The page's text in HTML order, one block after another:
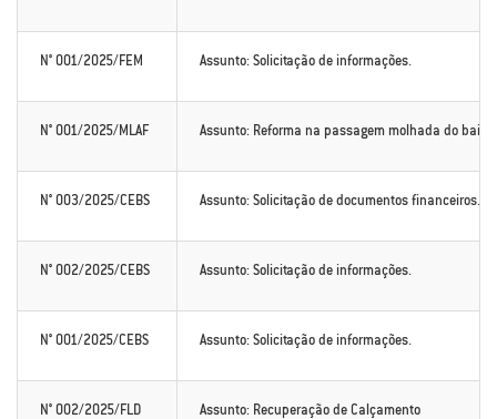
N° 001/2025/FEM Assunto: Solicitação de informações.
N° 001/2025/MLAF Assunto: Reforma na passagem molhada do
N° 003/2025/CEBS Assunto: Solicitação de documentos financeiros.
N° 002/2025/CEBS Assunto: Solicitação de informações.
N° 001/2025/CEBS Assunto: Solicitação de informações.
N° 002/2025/FLD Assunto: Recuperação de Calçamento